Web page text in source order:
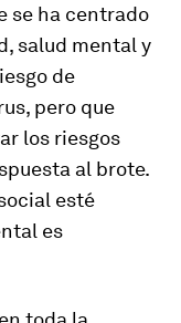
se ha centrado
salud mental y
de
pero que
los riesgos
al brote.
esté
es